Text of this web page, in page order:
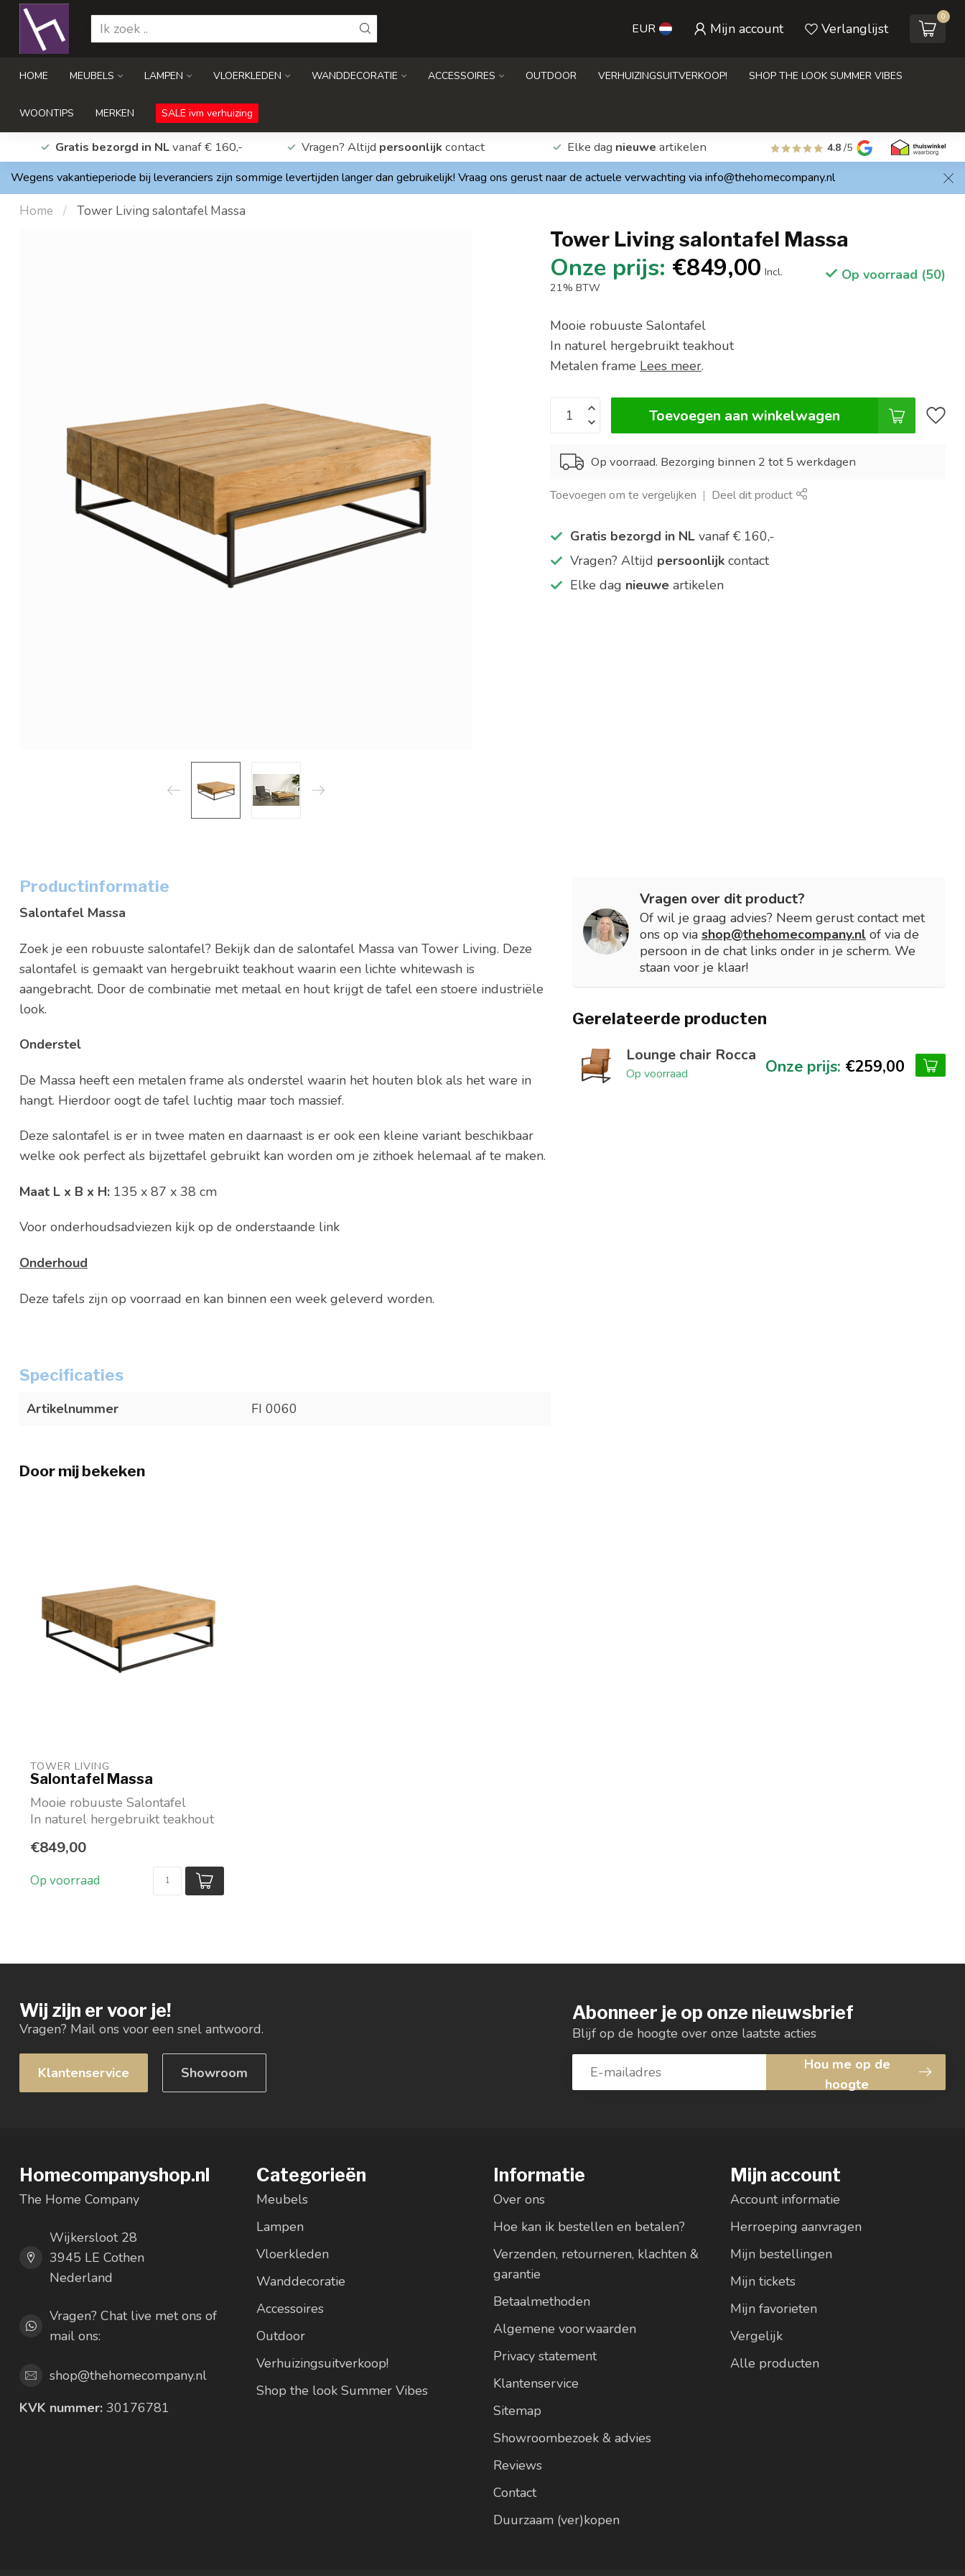
EUR Mijn account Verlanglijst
0
HOME MEUBELS LAMPEN VLOERKLEDEN WANDDECORATIE ACCESSOIRES OUTDOOR VERHUIZINGSUITVERKOOP! SHOP THE LOOK SUMMER VIBES
WOONTIPS MERKEN SALE ivm verhuizing
Gratis bezorgd in NLvanaf € 160,- Vragen? Altijd persoonlijk contact Elke dag nieuwe artikelen 4.8 /5
Wegens vakantieperiode bij leveranciers zijn sommige levertijden langer dan gebruikelijk! Vraag ons gerust naar de actuele verwachting via info@thehomecompany.nl
Home / Tower Living salontafel Massa
Tower Living salontafel Massa
€849,00 Incl.
21% BTW
Op voorraad (50)
Mooie robuuste Salontafel
In naturel hergebruikt teakhout
Metalen frame Lees meer.
Toevoegen aan winkelwagen
Op voorraad. Bezorging binnen 2 tot 5 werkdagen
Toevoegen om te vergelijken Deel dit product
Gratis bezorgd in NL vanaf € 160,-
Vragen? Altijd persoonlijk contact
Elke dag nieuwe artikelen
Productinformatie
Salontafel Massa
Zoek je een robuuste salontafel? Bekijk dan de salontafel Massa van Tower Living. Deze
salontafel is gemaakt van hergebruikt teakhout waarin een lichte whitewash is
aangebracht. Door de combinatie met metaal en hout krijgt de tafel een stoere industriële
look.
Onderstel
De Massa heeft een metalen frame als onderstel waarin het houten blok als het ware in
hangt. Hierdoor oogt de tafel luchtig maar toch massief.
Deze salontafel is er in twee maten en daarnaast is er ook een kleine variant beschikbaar
welke ook perfect als bijzettafel gebruikt kan worden om je zithoek helemaal af te maken.
Maat L x B x H: 135 x 87 x 38 cm
Voor onderhoudsadviezen kijk op de onderstaande link
Onderhoud
Deze tafels zijn op voorraad en kan binnen een week geleverd worden.
Specificaties
Artikelnummer FI 0060
Vragen over dit product?
Of wil je graag advies? Neem gerust contact met
ons op via shop@thehomecompany.nl of via de
persoon in de chat links onder in je scherm. We
staan voor je klaar!
Gerelateerde producten
Lounge chair Rocca
Op voorraad €259,00
Door mij bekeken
TOWER LIVING
Salontafel Massa
Mooie robuuste Salontafel
In naturel hergebruikt teakhout
€849,00
Op voorraad
Wij zijn er voor je!
Vragen? Mail ons voor een snel antwoord.
Klantenservice Showroom
Abonneer je op onze nieuwsbrief
Blijf op de hoogte over onze laatste acties
Hou me op de
hoogte
Homecompanyshop.nl
The Home Company
Wijkersloot 28
3945 LE Cothen
Nederland
Vragen? Chat live met ons of
mail ons:
shop@thehomecompany.nl
KVK nummer: 30176781
Categorieën
Meubels
Lampen
Vloerkleden
Wanddecoratie
Accessoires
Outdoor
Verhuizingsuitverkoop!
Shop the look Summer Vibes
Informatie
Over ons
Hoe kan ik bestellen en betalen?
Verzenden, retourneren, klachten &
garantie
Betaalmethoden
Algemene voorwaarden
Privacy statement
Klantenservice
Sitemap
Showroombezoek & advies
Reviews
Contact
Duurzaam (ver)kopen
Mijn account
Account informatie
Herroeping aanvragen
Mijn bestellingen
Mijn tickets
Mijn favorieten
Vergelijk
Alle producten